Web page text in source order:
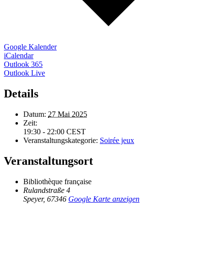
Google Kalender
iCalendar
Outlook 365
Outlook Live
Details
Datum: 27 Mai 2025
Zeit:
19:30 - 22:00 CEST
Veranstaltungskategorie: Soirée jeux
Veranstaltungsort
Bibliothèque française
Rulandstraße 4
Speyer, 67346 Google Karte anzeigen